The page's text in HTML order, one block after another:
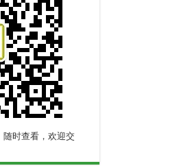
随时查看，欢迎交